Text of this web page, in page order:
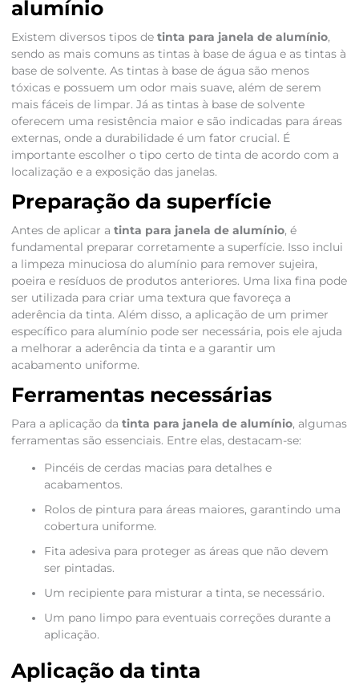
alumínio
Existem diversos tipos de tinta para janela de alumínio,
sendo as mais comuns as tintas à base de água e as tintas à
base de solvente. As tintas à base de água são menos
tóxicas e possuem um odor mais suave, além de serem
mais fáceis de limpar. Já as tintas à base de solvente
oferecem uma resistência maior e são indicadas para áreas
externas, onde a durabilidade é um fator crucial. É
importante escolher o tipo certo de tinta de acordo com a
localização e a exposição das janelas.
Preparação da superfície
Antes de aplicar a tinta para janela de alumínio, é
fundamental preparar corretamente a superfície. Isso inclui
a limpeza minuciosa do alumínio para remover sujeira,
poeira e resíduos de produtos anteriores. Uma lixa fina pode
ser utilizada para criar uma textura que favoreça a
aderência da tinta. Além disso, a aplicação de um primer
específico para alumínio pode ser necessária, pois ele ajuda
a melhorar a aderência da tinta e a garantir um
acabamento uniforme.
Ferramentas necessárias
Para a aplicação da tinta para janela de alumínio, algumas
ferramentas são essenciais. Entre elas, destacam-se:
Pincéis de cerdas macias para detalhes e
acabamentos.
Rolos de pintura para áreas maiores, garantindo uma
cobertura uniforme.
Fita adesiva para proteger as áreas que não devem
ser pintadas.
Um recipiente para misturar a tinta, se necessário.
Um pano limpo para eventuais correções durante a
aplicação.
Aplicação da tinta